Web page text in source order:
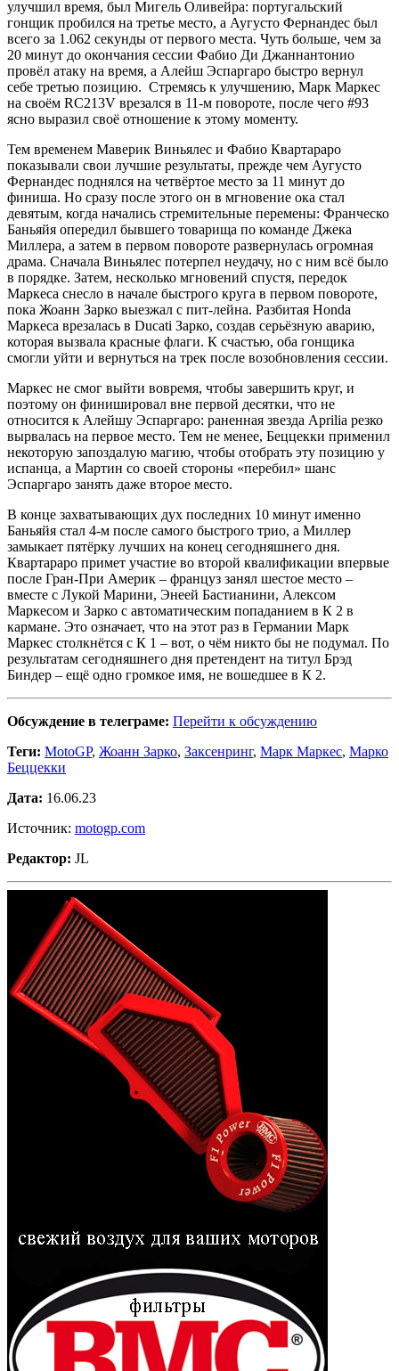
улучшил время, был Мигель Оливейра: португальский
гонщик пробился на третье место, а Аугусто Фернандес был
всего за 1.062 секунды от первого места. Чуть больше, чем за
20 минут до окончания сессии Фабио Ди Джаннантонио
провёл атаку на время, а Алейш Эспаргаро быстро вернул
себе третью позицию. Стремясь к улучшению, Марк Маркес
на своём RC213V врезался в 11-м повороте, после чего #93
ясно выразил своё отношение к этому моменту.
Тем временем Маверик Виньялес и Фабио Квартараро
показывали свои лучшие результаты, прежде чем Аугусто
Фернандес поднялся на четвёртое место за 11 минут до
финиша. Но сразу после этого он в мгновение ока стал
девятым, когда начались стремительные перемены: Франческо
Баньяйя опередил бывшего товарища по команде Джека
Миллера, а затем в первом повороте развернулась огромная
драма. Сначала Виньялес потерпел неудачу, но с ним всё было
в порядке. Затем, несколько мгновений спустя, передок
Маркеса снесло в начале быстрого круга в первом повороте,
пока Жоанн Зарко выезжал с пит-лейна. Разбитая Honda
Маркеса врезалась в Ducati Зарко, создав серьёзную аварию,
которая вызвала красные флаги. К счастью, оба гонщика
смогли уйти и вернуться на трек после возобновления сессии.
Маркес не смог выйти вовремя, чтобы завершить круг, и
поэтому он финишировал вне первой десятки, что не
относится к Алейшу Эспаргаро: раненная звезда Aprilia резко
вырвалась на первое место. Тем не менее, Беццекки применил
некоторую запоздалую магию, чтобы отобрать эту позицию у
испанца, а Мартин со своей стороны «перебил» шанс
Эспаргаро занять даже второе место.
В конце захватывающих дух последних 10 минут именно
Баньяйя стал 4-м после самого быстрого трио, а Миллер
замыкает пятёрку лучших на конец сегодняшнего дня.
Квартараро примет участие во второй квалификации впервые
после Гран-При Америк – француз занял шестое место –
вместе с Лукой Марини, Энеей Бастианини, Алексом
Маркесом и Зарко с автоматическим попаданием в К 2 в
кармане. Это означает, что на этот раз в Германии Марк
Маркес столкнётся с К 1 – вот, о чём никто бы не подумал. По
результатам сегодняшнего дня претендент на титул Брэд
Биндер – ещё одно громкое имя, не вошедшее в К 2.
Обсуждение в телеграме: Перейти к обсуждению
Теги: MotoGP, Жоанн Зарко, Заксенринг, Марк Маркес, Марко
Беццекки
Дата: 16.06.23
Источник: motogp.com
Редактор: JL